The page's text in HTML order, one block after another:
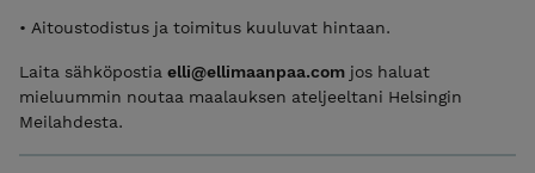
• Aitoustodistus ja toimitus kuuluvat hintaan.
Laita sähköpostia elli@ellimaanpaa.com jos haluat
mieluummin noutaa maalauksen ateljeeltani Helsingin
Meilahdesta.